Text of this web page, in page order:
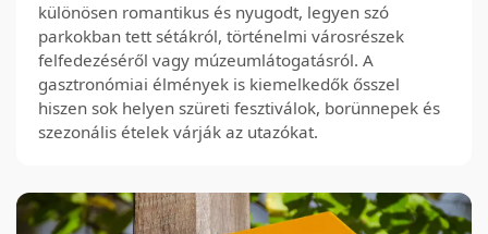
különösen romantikus és nyugodt, legyen szó
parkokban tett sétákról, történelmi városrészek
felfedezéséről vagy múzeumlátogatásról. A
gasztronómiai élmények is kiemelkedők ősszel
hiszen sok helyen szüreti fesztiválok, borünnepek és
szezonális ételek várják az utazókat.